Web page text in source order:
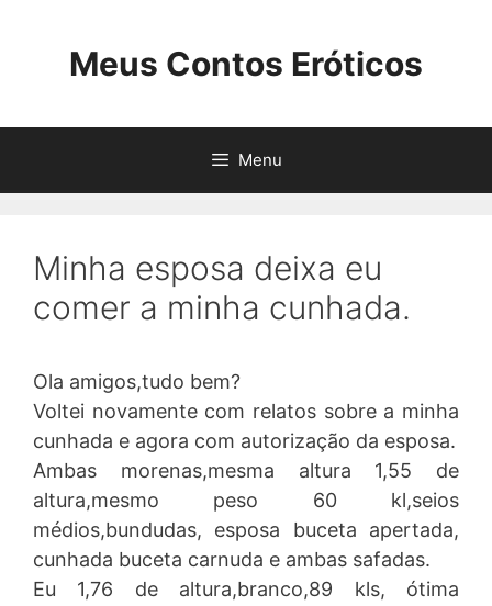
Meus Contos Eróticos
Menu
Minha esposa deixa eu
comer a minha cunhada.
Ola amigos,tudo bem?
Voltei novamente com relatos sobre a minha
cunhada e agora com autorização da esposa.
Ambas morenas,mesma altura 1,55 de
altura,mesmo peso 60 kl,seios
médios,bundudas, esposa buceta apertada,
cunhada buceta carnuda e ambas safadas.
Eu 1,76 de altura,branco,89 kls, ótima